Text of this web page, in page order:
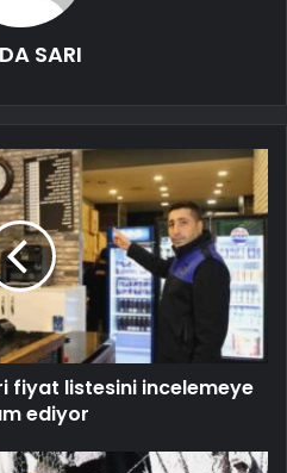
SARI
fiyat listesini incelemeye
ediyor